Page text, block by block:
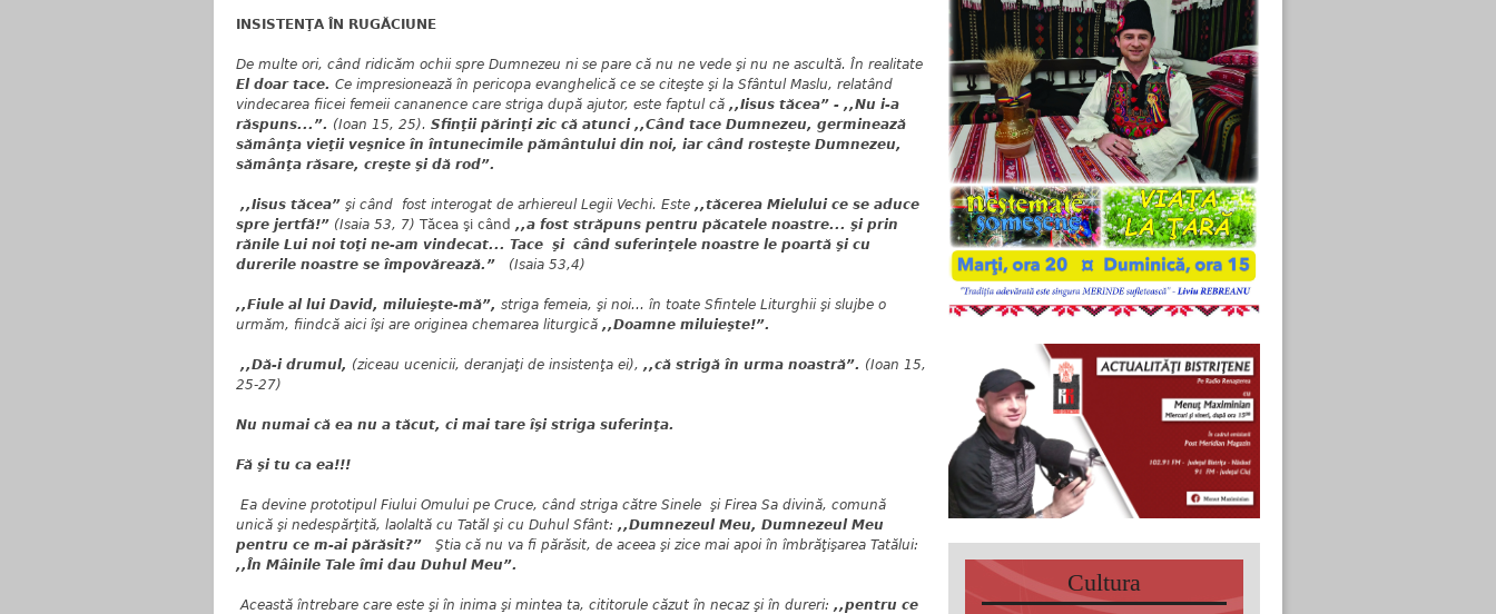
INSISTENŢA ÎN RUGĂCIUNE
De multe ori, când ridicăm ochii spre Dumnezeu ni se pare că nu ne vede şi nu ne ascultă. În realitate
El doar tace. Ce impresionează în pericopa evanghelică ce se citeşte şi la Sfântul Maslu, relatând
vindecarea fiicei femeii cananence care striga după ajutor, este faptul că ,,Iisus tăcea” - ,,Nu i-a
răspuns...”. (Ioan 15, 25). Sfinţii părinţi zic că atunci ,,Când tace Dumnezeu, germinează
sămânţa vieţii veşnice în întunecimile pământului din noi, iar când rosteşte Dumnezeu,
sămânţa răsare, creşte şi dă rod”.
,,Iisus tăcea” şi când fost interogat de arhiereul Legii Vechi. Este ,,tăcerea Mielului ce se aduce
spre jertfă!” (Isaia 53, 7) Tăcea şi când ,,a fost străpuns pentru păcatele noastre... şi prin
rănile Lui noi toţi ne-am vindecat... Tace şi când suferinţele noastre le poartă şi cu
durerile noastre se împovărează.”
(Isaia 53,4)
,,Fiule al lui David, miluieşte-mă”, striga femeia, şi noi... în toate Sfintele Liturghii şi slujbe o
urmăm, fiindcă aici îşi are originea chemarea liturgică ,,Doamne miluieşte!”.
,,Dă-i drumul, (ziceau ucenicii, deranjaţi de insistenţa ei), ,,că strigă în urma noastră”. (Ioan 15,
25-27)
Nu numai că ea nu a tăcut, ci mai tare îşi striga suferinţa.
Fă şi tu ca ea!!!
Ea devine prototipul Fiului Omului pe Cruce, când striga către Sinele şi Firea Sa divină, comună
unică şi nedespărţită, laolaltă cu Tatăl şi cu Duhul Sfânt: ,,Dumnezeul Meu, Dumnezeul Meu
pentru ce m-ai părăsit?”
Ştia că nu va fi părăsit, de aceea şi zice mai apoi în îmbrăţişarea Tatălui:
,,În Mâinile Tale îmi dau Duhul Meu”.
Această întrebare care este şi în inima şi mintea ta, cititorule căzut în necaz şi în dureri: ,,pentru ce
Cultura